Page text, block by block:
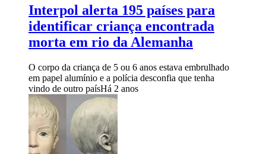
Interpol alerta 195 países para
identificar criança encontrada
morta em rio da Alemanha
O corpo da criança de 5 ou 6 anos estava embrulhado
em papel alumínio e a polícia desconfia que tenha
vindo de outro paísHá 2 anos